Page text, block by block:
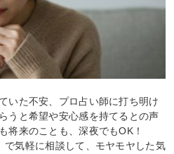
いた不安、プロ占い師に打ち明け
うと希望や安心感を持てるとの声
将来のことも、深夜でもOK！
で気軽に相談して、モヤモヤした気